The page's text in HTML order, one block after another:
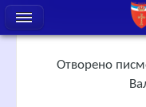
Отворено